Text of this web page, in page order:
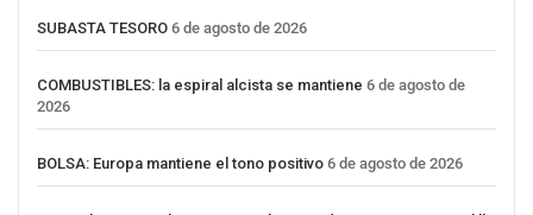
SUBASTA TESORO 6 de agosto de 2026
COMBUSTIBLES: la espiral alcista se mantiene 6 de agosto de
2026
BOLSA: Europa mantiene el tono positivo 6 de agosto de 2026